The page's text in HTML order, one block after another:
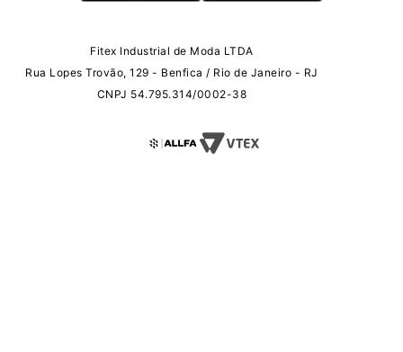
Fitex Industrial de Moda LTDA
Rua Lopes Trovão, 129 - Benfica / Rio de Janeiro - RJ
CNPJ 54.795.314/0002-38